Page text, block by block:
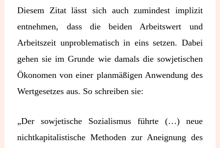
Diesem Zitat lässt sich auch zumindest implizit
entnehmen, dass die beiden Arbeitswert und
Arbeitszeit unproblematisch in eins setzen. Dabei
gehen sie im Grunde wie damals die sowjetischen
Ökonomen von einer planmäßigen Anwendung des
Wertgesetzes aus. So schreiben sie:
„Der sowjetische Sozialismus führte (…) neue
nichtkapitalistische Methoden zur Aneignung des